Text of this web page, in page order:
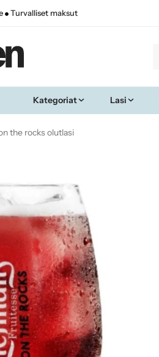
Turvalliset maksut
Kategoriat Lasi
the rocks olutlasi